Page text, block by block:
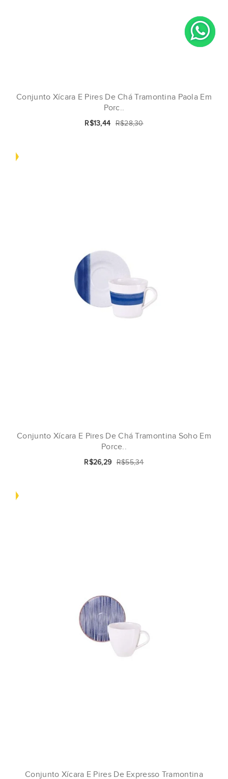
Conjunto Xícara E Pires De Chá Tramontina Paola Em
Porc..
R$13,44 R$28,30
Conjunto Xícara E Pires De Chá Tramontina Soho Em
Porce..
R$26,29 R$55,34
Conjunto Xícara E Pires De Expresso Tramontina